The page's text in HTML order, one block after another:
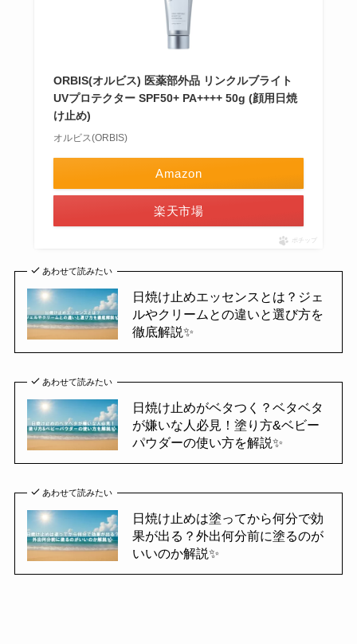
ORBIS(オルビス) 医薬部外品 リンクルブライト
UVプロテクター SPF50+ PA++++ 50g (顔用日焼
け止め)
オルビス(ORBIS)
Amazon
楽天市場
ポチップ
あわせて読みたい
日焼け止めエッセンスとは？ジェ
ルやクリームとの違いと選び方を
徹底解説✨
あわせて読みたい
日焼け止めがベタつく？ベタベタ
が嫌いな人必見！塗り方&ベビー
パウダーの使い方を解説✨
あわせて読みたい
日焼け止めは塗ってから何分で効
果が出る？外出何分前に塗るのが
いいのか解説✨